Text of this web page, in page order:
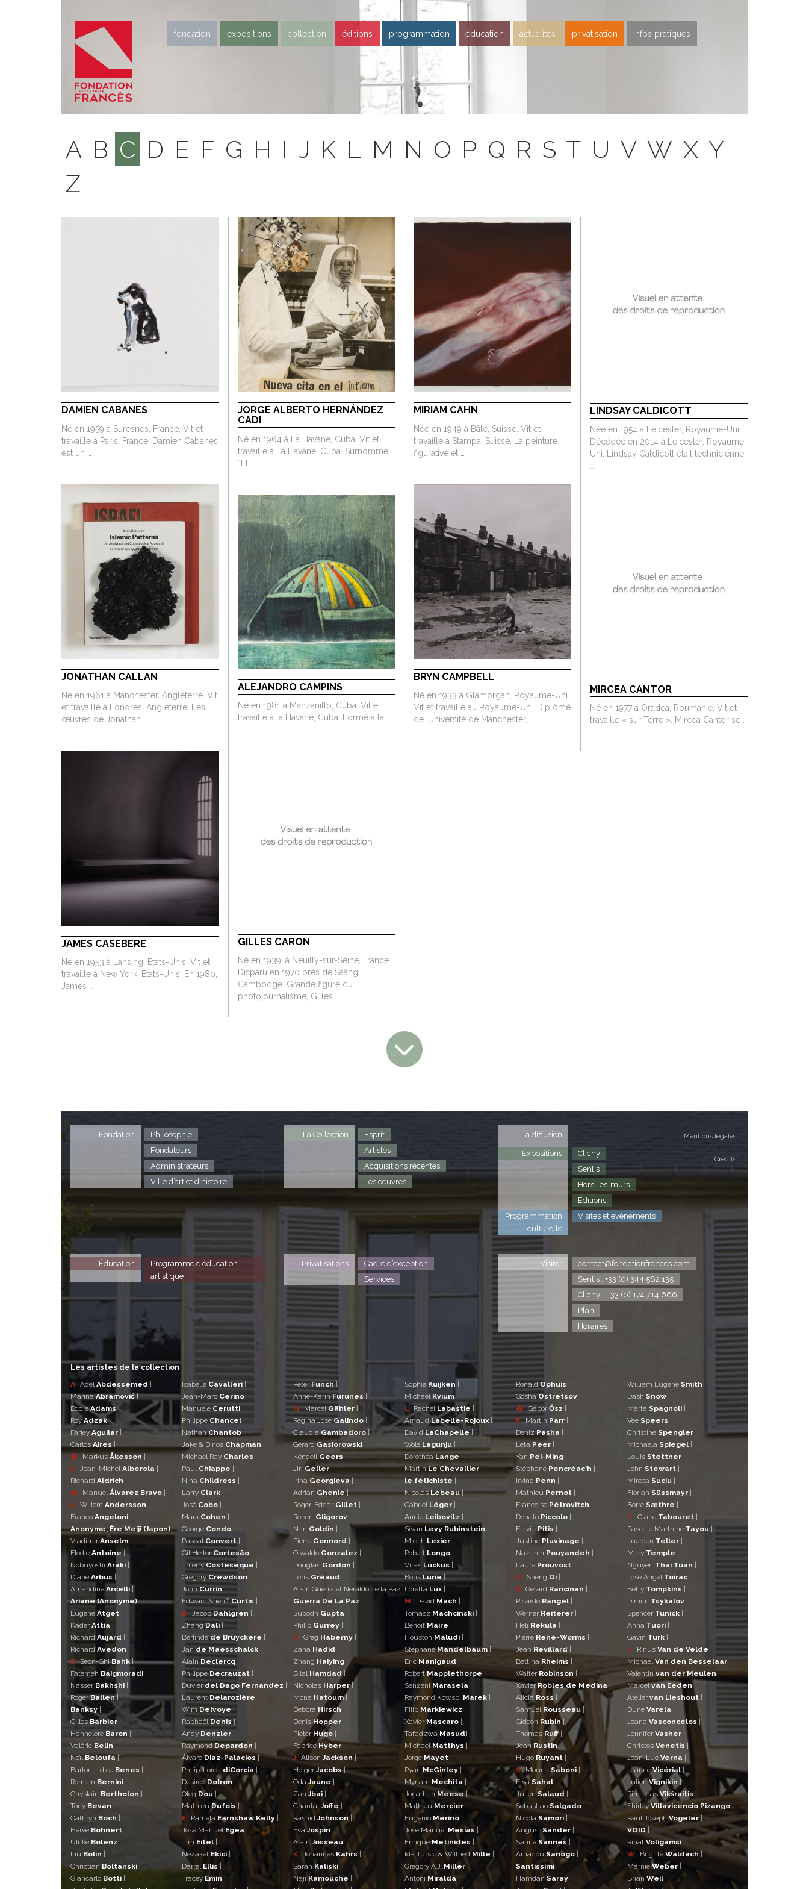
fondation expositions collection éditions programmation éducation actualités privatisation infos pratiques
A B C D E F G H I J K L M N O P Q R S T U V W X Y
Z
DAMIEN CABANES
Né en 1959 à Suresnes, France. Vit et
travaille à Paris, France. Damien Cabanes
est un …
JORGE ALBERTO HERNÁNDEZ
CADI
Né en 1964 à La Havane, Cuba. Vit et
travaille à La Havane, Cuba. Surnommé
“El …
MIRIAM CAHN
Née en 1949 à Bâle, Suisse. Vit et
travaille à Stampa, Suisse. La peinture
figurative et …
LINDSAY CALDICOTT
Née en 1954 à Leicester, Royaume-Uni.
Décédée en 2014 à Leicester, Royaume-
Uni. Lindsay Caldicott était technicienne
JONATHAN CALLAN
Né en 1961 à Manchester, Angleterre. Vit
et travaille à Londres, Angleterre. Les
œuvres de Jonathan …
BRYN CAMPBELL
Né en 1933 à Glamorgan, Royaume-Uni.
Vit et travaille au Royaume-Uni. Diplômé
de l’université de Manchester, …
ALEJANDRO CAMPINS
Né en 1981 à Manzanillo, Cuba. Vit et
travaille à la Havane, Cuba. Formé à la …
MIRCEA CANTOR
Né en 1977 à Oradea, Roumanie. Vit et
travaille « sur Terre ». Mircea Cantor se …
GILLES CARON
Né en 1939, à Neuilly-sur-Seine, France.
Disparu en 1970 près de Saâng,
Cambodge. Grande figure du
photojournalisme, Gilles …
JAMES CASEBERE
Né en 1953 à Lansing, États-Unis. Vit et
travaille à New York, États-Unis. En 1980,
James …
Mentions légales
Crédits
Fondation
Philosophie
Fondateurs
Administrateurs
Ville d’art et d’histoire
La Collection
Esprit
Artistes
Acquisitions récentes
Les oeuvres
La diffusion
Expositions
Clichy
Senlis
Hors-les-murs
Editions
Programmation
culturelle
Visites et évènements
Éducation
Programme d’éducation
artistique
Privatisations
Cadre d’exception
Services
Visiter
contact@fondationfrances.com
Senlis : +33 (0) 344 562 135
Clichy : + 33 (0) 174 714 666
Plan
Horaires
Les artistes de la collection
A AdelAbdessemed
MarinaAbramović|
EddieAdams|
RoyAdzak|
FarleyAguilar
Carlos Aires
�
Markus Åkesson
A Jean-MichelAlberola
Richard Aldrich
�
ManuelÁlvarez Bravo
A Willem Andersson
Franco Angeloni
Anonyme, Ère Meiji (Japon)|
Vladimir Anselm
Elodie Antoine|
Nobuyoshi Araki
Diane Arbus
Amandine Arcelli
Ariane (Anonyme)|
Eugène Atget
Kader Attia
Richard Aujard
Richard Avedon
B Seon-GhiBahk|
Fatemeh Baigmoradi
Nasser Bakhshi
RogerBallen|
Banksy
GillesBarbier
Hannelore Baron
Valérie Belin
Neïl Beloufa|
Barton Lidice Benes
Romain Bernini
Ghyslain Bertholon
Tony Bevan
Cathryn Boch
Hervé Bohnert
Ulrike Bolenz
Liu Bolin
ChristianBoltanski
Giancarlo Botti
Isabelle Cavalleri
Jean-Marc Cerino
Manuele Cerutti
Philippe Chancel
NathanChantob|
Jake & Dinos Chapman
Michael Ray Charles
Paul Chiappe
Nina Childress
Larry Clark
José Cobo
Mark Cohen
George Condo
PascalConvert
Gil HeitorCortesão
ThierryCosteseque
GregoryCrewdson
JohnCurrin|
Edward SheriffCurtis
D JacobDahlgren
ZhangDali|
Berlindede Bruyckere
Jande Maesschalck
AlainDeclercq|
PhilippeDecrauzat
Duvierdel Dago Fernandez
LaurentDelarozière
WimDelvoye|
RaphaëlDenis|
Andy Denzler
RaymondDepardon
ÁlvaroDiaz-Palacios
Philip-LorcadiCorcia
Desiree Dolron
Oleg Dou
MathieuDufois
E
Pamela Earnshaw Kelly
José Manuel Egea
Tim Eitel
Nezaket Ekici
DarrelEllis
Tracey Emin
PeterFunch|
Anne-KarinFurunes
G MarcelGähler
Regina JoséGalindo
Claudia Gambadoro|
Gérard Gasiorowski
KendellGeers|
Jiri Geller|
Irina Georgieva|
Adrian Ghenie|
Roger-Edgar Gillet
Robert Gligorov
Nan Goldin
Pierre Gonnord
Osvaldo Gonzalez
Douglas Gordon
Loris Gréaud
Alain Guerra et Neraldo de la Paz
Guerra De La Paz
Subodh Gupta
Philip Gurrey
H
Greg Haberny
Zaha Hadid
Zhang Haiying
Bilal Hamdad|
Nicholas Harper|
Mona Hatoum|
Debora Hirsch
Denis Hopper
Pieter Hugo
Fabrice Hyber|
J AlisonJackson|
HolgerJacobs|
OdaJaune
ZanJbai |
ChantalJoffe
RashidJohnson|
EvaJospin |
AlainJosseau
K Johannes Kahrs
Sarah Kaliski
Naji Kamouche
Sophie Kuijken
Michael Kvium|
L
Rachel Labastie
ArnaudLabelle-Rojoux
DavidLaChapelle|
Wole Lagunju
DorotheaLange |
MartinLe Chevallier|
le fétichiste
NicolasLebeau|
Gabriel Léger
Annie Leibovitz
Sivan Levy Rubinstein
Micah Lexier
Robert Longo
Vitas Luckus
BorisLurie|
Loretta Lux
M
David Mach
Tomasz Machcinski
Benoît Maire
Houston Maludi
StéphaneMandelbaum|
Eric Manigaud
RobertMapplethorpe
Senzeni Marasela
Raymond Kowspi Marek
Filip Markiewicz
Xavier Mascaro
Tafadzwa Masudi
MichaelMatthys|
Jorge Mayet
Ryan McGinley
Myriam Mechita
Jonathan Meese|
Mathieu Mercier
Eugenio Mérino
José Manuel Mesías
Enrique Metinides
Ida Tursic & WilfriedMille
Gregory A.J. Miller|
AntoniMiralda
RonaldOphuis
GoshaOstretsov
� Gábor Ősz
P Martin Parr
DenizPasha
Leta Peer
Yan Pei-Ming
Stéphane Pencréac'h
Irving Penn
Mathieu Pernot
Françoise Pétrovitch
Donato Piccolo
Flavia Pitis
Justine Pluvinage
Nazanin Pouyandeh
Laure Prouvost
Q
Sheng Qi
R Gérard Rancinan
Ricardo Rangel
Werner Reiterer
Heli Rekula
Pierre René-Worms
Jean Revillard
Bettina Rheims
Walter Robinson|
Xavier Robles de Medina|
Alicia Ross
Samuel Rousseau
Gideon Rubin|
Thomas Ruff|
Jean Rustin|
Hugo Ruyant
S Mouna Saboni
Elsa Sahal
JulienSalaud
Sebastiao Salgado
Nicola Samorì
AugustSander
Sanne Sannes
AmadouSanogo
Santissimi
Hamdan Saray
William Eugene Smith
Dash Snow
Marta Spagnoli
Vee Speers
Christine Spengler
Michaela Spiegel
Louis Stettner
John Stewart
Mircea Suciu
Florian Süssmayr
Borre Sæthre
T
Claire Tabouret
Pascale Marthine Tayou
Juergen Teller
Mary Temple
Nguyen Thai Tuan
José Angel Toirac
Betty Tompkins
Dimitri Tsykalov
Spencer Tunick
Anna Tuori
Gavin Turk
V
Rinus Van de Velde
MichaelVan den Besselaar|
Valentin van der Meulen|
Marcelvan Eeden
Atelier van Lieshout
Dune Varela
Joana Vasconcelos |
Jennifer Vasher
Christos Venetis
Jean-Luc Verna
JeanneVicérial
JulienVignikin |
RimaldasVikšraitis
ShirleyVillavicencio Pizango
Paul Joseph Vogeler
VOID|
Rinat Voligamsi
W
Brigitte Waldach|
Marnie Weber
Brian Weil